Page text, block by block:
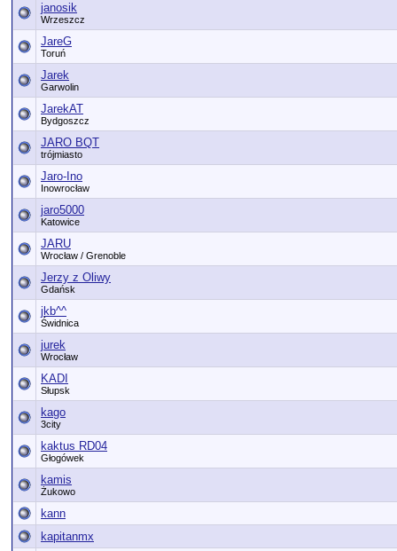
janosik
Wrzeszcz
JareG
Toruń
Jarek
Garwolin
JarekAT
Bydgoszcz
JARO BQT
trójmiasto
Jaro-Ino
Inowrocław
jaro5000
Katowice
JARU
Wrocław / Grenoble
Jerzy z Oliwy
Gdańsk
jkb^^
Świdnica
jurek
Wrocław
KADI
Słupsk
kago
3city
kaktus RD04
Głogówek
kamis
Żukowo
kann
kapitanmx